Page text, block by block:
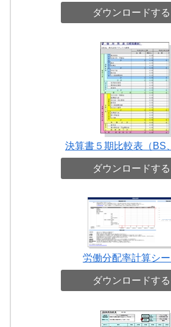
ダウンロードする
決算書５期比較表（BS
ダウンロードする
労働分配率計算シー
ダウンロードする